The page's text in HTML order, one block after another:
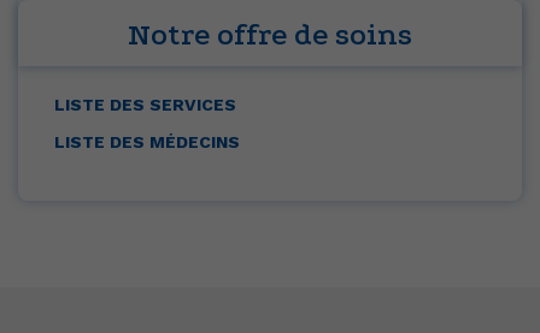
Notre offre de soins
LISTE DES SERVICES
LISTE DES MÉDECINS